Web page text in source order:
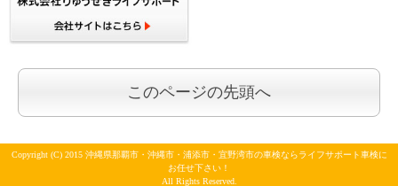
このページの先頭へ
Copyright (C) 2015 沖縄県那覇市・沖縄市・浦添市・宜野湾市の車検ならライフサポート車検に
お任せ下さい！
All Rights Reserved.